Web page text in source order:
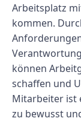
Arbeitsplatz
kommen.
können
schaffen und
Mitarbeiter ist
zu bewusst